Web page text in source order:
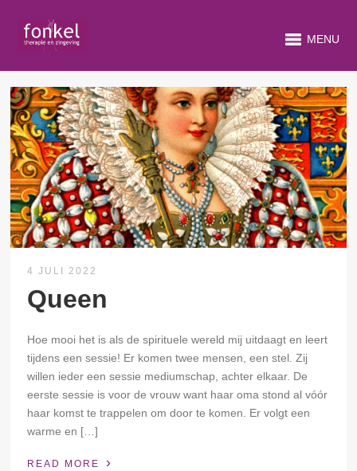
MENU
4 JULI 2022
Queen
Hoe mooi het is als de spirituele wereld mij uitdaagt en leert
tijdens een sessie! Er komen twee mensen, een stel. Zij
willen ieder een sessie mediumschap, achter elkaar. De
eerste sessie is voor de vrouw want haar oma stond al vóór
haar komst te trappelen om door te komen. Er volgt een
warme en […]
READ MORE ›